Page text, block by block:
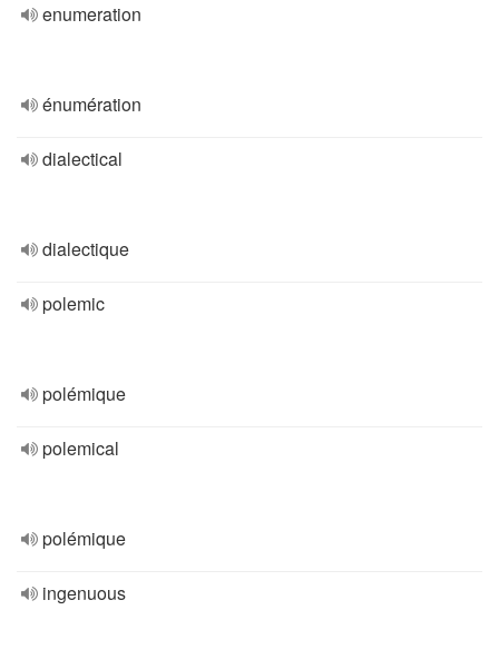
enumeration
énumération
dialectical
dialectique
polemic
polémique
polemical
polémique
ingenuous